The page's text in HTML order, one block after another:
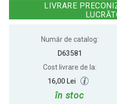
LIVRARE
Număr de catalog:
D63581
Cost livrare de la:
16,00 Lei
în stoc